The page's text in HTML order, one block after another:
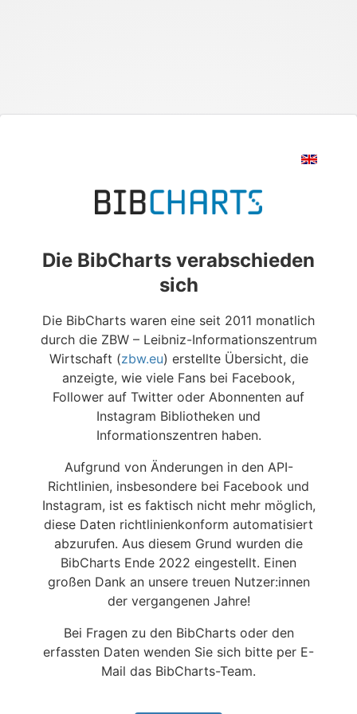
Die BibCharts verabschieden
sich
Die BibCharts waren eine seit 2011 monatlich
durch die ZBW – Leibniz-Informationszentrum
Wirtschaft (zbw.eu) erstellte Übersicht, die
anzeigte, wie viele Fans bei Facebook,
Follower auf Twitter oder Abonnenten auf
Instagram Bibliotheken und
Informationszentren haben.
Aufgrund von Änderungen in den API-
Richtlinien, insbesondere bei Facebook und
Instagram, ist es faktisch nicht mehr möglich,
diese Daten richtlinienkonform automatisiert
abzurufen. Aus diesem Grund wurden die
BibCharts Ende 2022 eingestellt. Einen
großen Dank an unsere treuen Nutzer:innen
der vergangenen Jahre!
Bei Fragen zu den BibCharts oder den
erfassten Daten wenden Sie sich bitte per E-
Mail das BibCharts-Team.